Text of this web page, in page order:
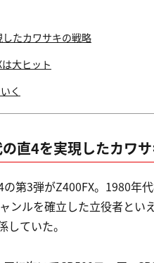
たカワサキの戦略
大ヒット
く
直4を実現したカワ
第3弾がZ400FX。1980年
ンルを確立した立役者と
ていた。